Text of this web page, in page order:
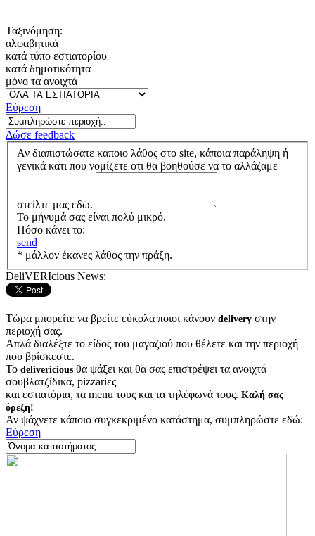
Ταξινόμηση:
αλφαβητικά
κατά τύπο εστιατορίου
κατά δημοτικότητα
μόνο τα ανοιχτά
Εύρεση
Δώσε feedback
Αν διαπιστώσατε καποιο λάθος στο site, κάποια παράληψη ή
γενικά κατι που νομίζετε οτι θα βοηθούσε να το αλλάζαμε
στείλτε μας εδώ.
Το μήνυμά σας είναι πολύ μικρό.
Πόσο κάνει το:
send
* μάλλον έκανες λάθος την πράξη.
DeliVERIcious News:
Τώρα μπορείτε να βρείτε εύκολα ποιοι κάνουν delivery στην
περιοχή σας.
Απλά διαλέξτε το είδος του μαγαζιού που θέλετε και την περιοχή
που βρίσκεστε.
Το delivericious θα ψάξει και θα σας επιστρέψει τα ανοιχτά
σουβλατζίδικα, pizzariες
και εστιατόρια, τα menu τους και τα τηλέφωνά τους. Καλή σας
όρεξη!
Αν ψάχνετε κάποιο συγκεκριμένο κατάστημα, συμπληρώστε εδώ:
Εύρεση